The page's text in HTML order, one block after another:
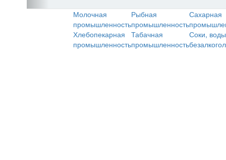
Молочная
промышленность
Рыбная
промышленность
Сахарная
Хлебопекарная
промышленность
Табачная
промышленность
Соки,